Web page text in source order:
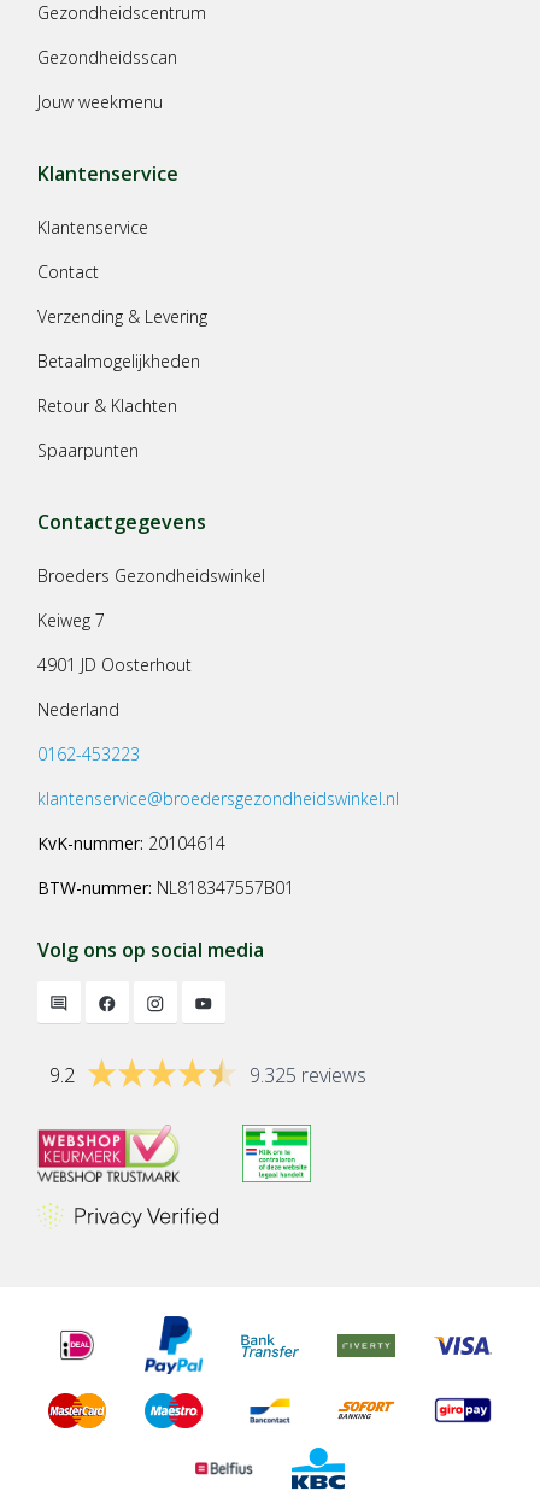
Gezondheidscentrum
Gezondheidsscan
Jouw weekmenu
Klantenservice
Klantenservice
Contact
Verzending & Levering
Betaalmogelijkheden
Retour & Klachten
Spaarpunten
Contactgegevens
Broeders Gezondheidswinkel
Keiweg 7
4901 JD Oosterhout
Nederland
0162-453223
klantenservice@broedersgezondheidswinkel.nl
KvK-nummer: 20104614
BTW-nummer: NL818347557B01
Volg ons op social media
9.2 9.325 reviews